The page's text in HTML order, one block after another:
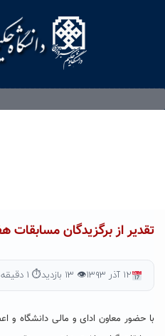
تقدیر از برگزیدگان مسابقات
۱۲ آذر ۱۳۹۳ 👁 ۱۳ بازدید ⏱ ۱ دقیقه مطالعه
با حضور معاون ادای و مالی دانشگاه و